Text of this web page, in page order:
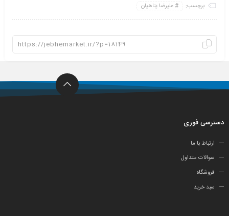
برچسب: علیرضا پناهیان
دسترسی فوری
ارتباط با ما
سوالات متداول
فروشگاه
سبد خرید